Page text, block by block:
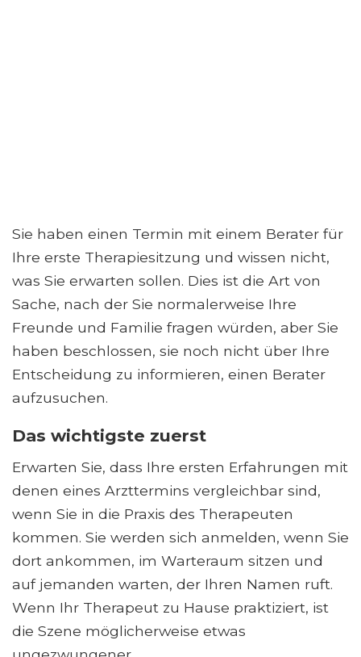
Sie haben einen Termin mit einem Berater für
Ihre erste Therapiesitzung und wissen nicht,
was Sie erwarten sollen. Dies ist die Art von
Sache, nach der Sie normalerweise Ihre
Freunde und Familie fragen würden, aber Sie
haben beschlossen, sie noch nicht über Ihre
Entscheidung zu informieren, einen Berater
aufzusuchen.
Das wichtigste zuerst
Erwarten Sie, dass Ihre ersten Erfahrungen mit
denen eines Arzttermins vergleichbar sind,
wenn Sie in die Praxis des Therapeuten
kommen. Sie werden sich anmelden, wenn Sie
dort ankommen, im Warteraum sitzen und
auf jemanden warten, der Ihren Namen ruft.
Wenn Ihr Therapeut zu Hause praktiziert, ist
die Szene möglicherweise etwas